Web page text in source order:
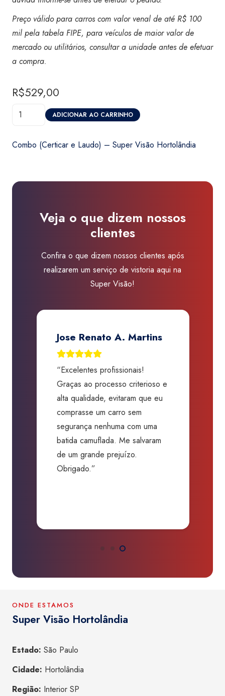
Preço válido para carros com valor venal de até R$ 100
mil pela tabela FIPE, para veículos de maior valor de
mercado ou utilitários, consultar a unidade antes de efetuar
a compra.
R$529,00
Combo
e
Super
quantidade
ADICIONAR AO CARRINHO
Combo (Certicar e Laudo) – Super Visão Hortolândia
Veja o que dizem nossos
clientes
Confira o que dizem nossos clientes após
realizarem um serviço de vistoria aqui na
Super Visão!
Jose Renato A. Martins
“Excelentes profissionais!
Graças ao processo criterioso e
alta qualidade, evitaram que eu
comprasse um carro sem
segurança nenhuma com uma
batida camuflada. Me salvaram
de um grande prejuízo.
Obrigado.”
ONDE ESTAMOS
Super Visão Hortolândia
Estado: São Paulo
Cidade: Hortolândia
Região: Interior SP